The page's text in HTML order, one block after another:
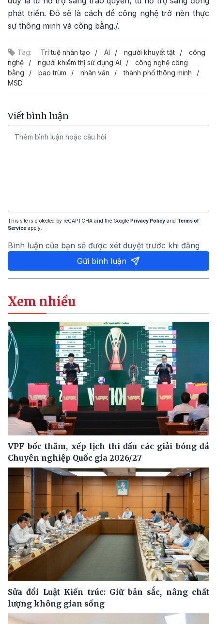
phát triển. Đó sẽ là cách để công nghệ trở nên thực
sự thông minh và công bằng./.
Tag: Trí tuệ nhân tạo AI người khuyết tật
công
nghệ
người khiếm thị sử dụng AI
công nghệ công
bằng
bao trùm nhân văn
thành phố thông minh
MSD
Viết bình luận
This site is protected by reCAPTCHA and the Google Privacy Policy and Terms of
Service apply.
Bình luận của bạn sẽ được xét duyệt trước khi đăng
Gửi bình luận
Xem nhiều
VPF bốc thăm, xếp lịch thi đấu các giải bóng đá
Chuyên nghiệp Quốc gia 2026/27
Sửa đổi Luật Kiến trúc: Giữ bản sắc, nâng chất
lượng không gian sống